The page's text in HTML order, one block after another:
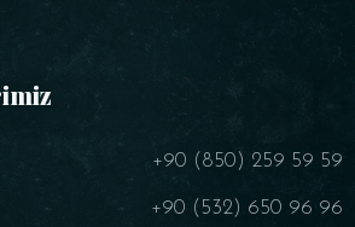
+90 (850) 259 59 59
+90 (532) 650 96 96